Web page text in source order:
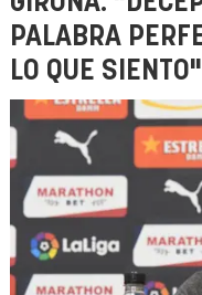
PALABRA
LO QUE SIENTO"